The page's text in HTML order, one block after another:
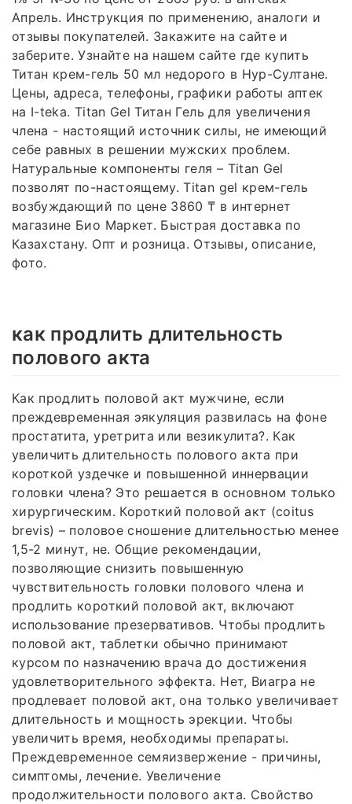
Апрель. Инструкция по применению, аналоги и
отзывы покупателей. Закажите на сайте и
заберите. Узнайте на нашем сайте где купить
Титан крем-гель 50 мл недорого в Нур-Султане.
Цены, адреса, телефоны, графики работы аптек
на I-teka. Titan Gel Титан Гель для увеличения
члена - настоящий источник силы, не имеющий
себе равных в решении мужских проблем.
Натуральные компоненты геля – Titan Gel
позволят по-настоящему. Titan gel крем-гель
возбуждающий по цене 3860 ₸ в интернет
магазине Био Маркет. Быстрая доставка по
Казахстану. Опт и розница. Отзывы, описание,
фото.
как продлить длительность
полового акта
Как продлить половой акт мужчине, если
преждевременная эякуляция развилась на фоне
простатита, уретрита или везикулита?. Как
увеличить длительность полового акта при
короткой уздечке и повышенной иннервации
головки члена? Это решается в основном только
хирургическим. Короткий половой акт (coitus
brevis) – половое сношение длительностью менее
1,5-2 минут, не. Общие рекомендации,
позволяющие снизить повышенную
чувствительность головки полового члена и
продлить короткий половой акт, включают
использование презервативов. Чтобы продлить
половой акт, таблетки обычно принимают
курсом по назначению врача до достижения
удовлетворительного эффекта. Нет, Виагра не
продлевает половой акт, она только увеличивает
длительность и мощность эрекции. Чтобы
увеличить время, необходимы препараты.
Преждевременное семяизвержение - причины,
симптомы, лечение. Увеличение
продолжительности полового акта. Свойство